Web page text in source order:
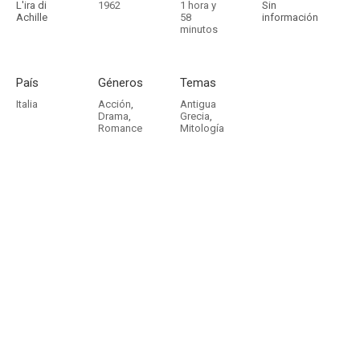
L'ira di
Achille
1962
1 hora y
58
minutos
Sin
información
País
Italia
Géneros
Acción,
Drama,
Romance
Temas
Antigua
Grecia,
Mitología